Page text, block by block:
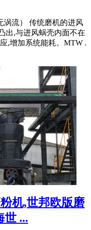
涡流） 传统磨机的进风
出,与进风蜗壳内面不在
,增加系统能耗。MTW .
机,世邦欧版磨
世 ...